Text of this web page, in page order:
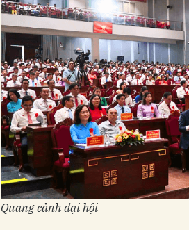
Quangcảnh đại hội